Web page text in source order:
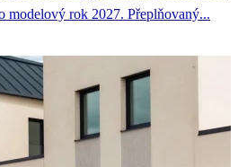
modelový rok 2027. Přeplňovaný...